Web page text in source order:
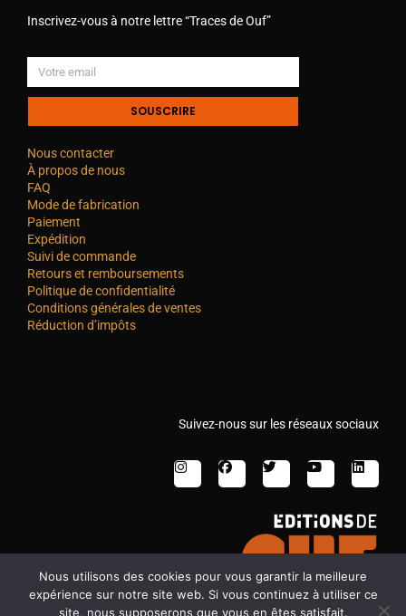
Inscrivez-vous à notre lettre “Traces de Ouf”
SOUSCRIRE
Nous contacter
À propos de nous
FAQ
Mode de fabrication
Paiement
Expédition
Suivi de commande
Retours et remboursements
Politique de confidentialité
Conditions générales de ventes
Réduction d’impôts
Suivez-nous sur les réseaux sociaux
Nous utilisons des cookies pour vous garantir la meilleure
expérience sur notre site web. Si vous continuez à utiliser ce
site, nous supposerons que vous en êtes satisfait.